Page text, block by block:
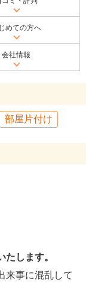
めての方へ
会社情報
部屋片付け
します。
来事に混乱して